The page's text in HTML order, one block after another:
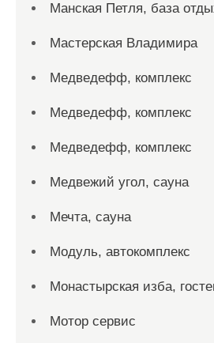
Манская Петля, база
Мастерская Владимира
Медведефф, комплекс
Медведефф, комплекс
Медведефф, комплекс
Медвежий угол, сауна
Мечта, сауна
Модуль, автокомплекс
Монастырская изба,
Мотор сервис